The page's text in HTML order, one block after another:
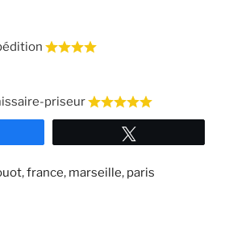
priseur
,france, marseille, paris